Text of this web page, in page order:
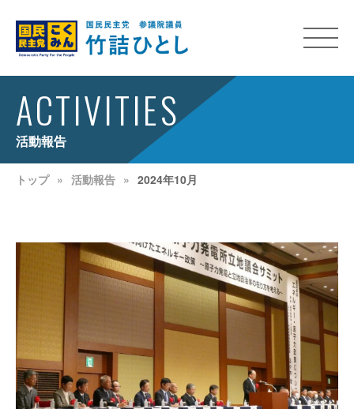
ACTIVITIES
活動報告
トップ 活動報告 2024年10月